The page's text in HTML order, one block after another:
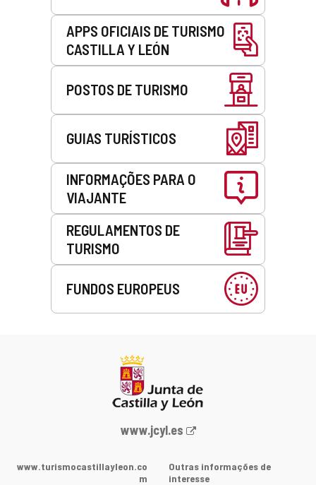
APPS OFICIAIS DE TURISMO
CASTILLA Y LEÓN
POSTOS DE TURISMO
GUIAS TURÍSTICOS
INFORMAÇÕES PARA O
VIAJANTE
REGULAMENTOS DE
TURISMO
FUNDOS EUROPEUS
Portal
Junta
www.jcyl.es
www.turismocastillayleon.co
m
Outras informações de
interesse